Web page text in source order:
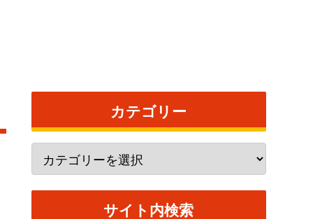
カテゴリー
サイト内検索